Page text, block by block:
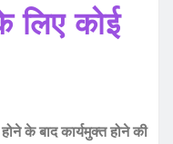
लिए कोई
के बाद कार्यमुक्त होने की